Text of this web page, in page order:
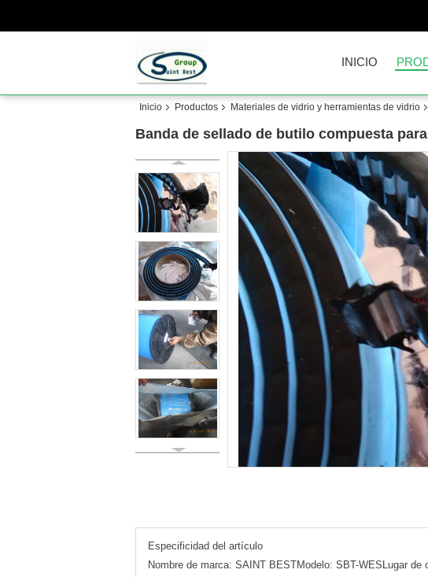
INICIO
Inicio Productos Materiales de vidrio y herramientas de vidrio
Banda de sellado de butilo compuesta
Especificidad del artículo
Nombre de marca: SAINT BESTModelo: SBT-WESLugar de